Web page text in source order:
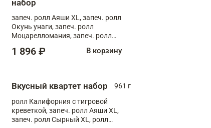
набор
запеч. ролл Аяши XL, запеч. ролл
Окунь унаги, запеч. ролл
Моцарелломания, запеч. ролл
1 896 ₽ В корзину
Вкусный квартет набор
961 г
ролл Калифорния с тигровой
креветкой, запеч. ролл Аяши XL,
запеч. ролл Сырный XL, ролл